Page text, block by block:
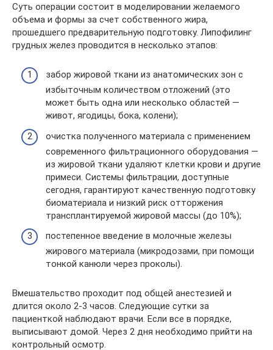
Суть операции состоит в моделировании желаемого
объема и формы за счет собственного жира,
прошедшего предварительную подготовку. Липофилинг
грудных желез проводится в несколько этапов:
забор жировой ткани из анатомических зон с
избыточным количеством отложений (это
может быть одна или несколько областей —
живот, ягодицы, бока, колени);
очистка полученного материала с применением
современного фильтрационного оборудования —
из жировой ткани удаляют клетки крови и другие
примеси. Системы фильтрации, доступные
сегодня, гарантируют качественную подготовку
биоматериала и низкий риск отторжения
трансплантируемой жировой массы (до 10%);
постепенное введение в молочные железы
жирового материала (микродозами, при помощи
тонкой канюли через проколы).
Вмешательство проходит под общей анестезией и
длится около 2-3 часов. Следующие сутки за
пациенткой наблюдают врачи. Если все в порядке,
выписывают домой. Через 2 дня необходимо прийти на
контрольный осмотр.